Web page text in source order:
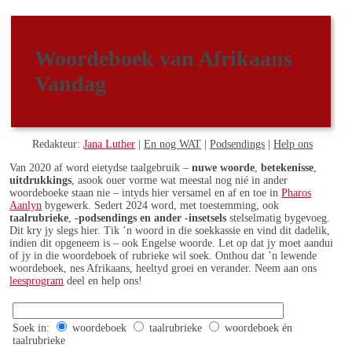
Woordeboek van Afrikaans
Vandag
Redakteur:Jana Luther |En nog WAT |Podsendings |Help ons
Van 2020 af word eietydse taalgebruik –nuwe woorde ,betekenisse
uitdrukkings , asook ouer vorme wat meestal nog nié in ander
woordeboeke staan nie – intyds hier versamel en af en toe inPharos
Aanlyn bygewerk. Sedert 2024 word, met toestemming, ook
taalrubrieke ,-podsendings en ander -insetsels stelselmatig bygevoeg.
Dit kry jy slegs hier. Tik ’n woord in die soekkassie en vind dit dadelik,
indien dit opgeneem is – ook Engelse woorde. Let op dat jy moet aandui
of jy in die woordeboek of rubrieke wil soek. Onthou dat ’n lewende
woordeboek, nes Afrikaans, heeltyd groei en verander. Neem aan ons
leesprogram deel en help ons!
Soek in: woordeboek taalrubrieke
woordeboek én
taalrubrieke